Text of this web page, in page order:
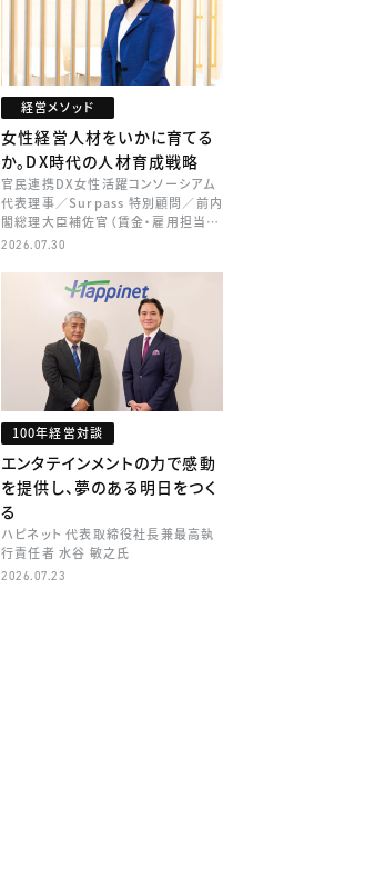
経営メソッド
女性経営人材をいかに育てる
か。DX時代の人材育成戦略
官民連携DX女性活躍コンソーシアム
代表理事／Surpass 特別顧問／前内
閣総理大臣補佐官（賃金・雇用担当）
矢田 稚子
2026.07.30
100年経営対談
エンタテインメントの力で感動
を提供し、夢のある明日をつく
る
ハピネット 代表取締役社長兼最高執
行責任者 水谷 敏之氏
2026.07.23